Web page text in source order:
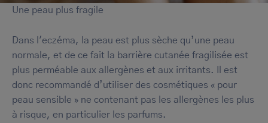
Une peau plus fragile
Dans l'eczéma, la peau est plus sèche qu’une peau
normale, et de ce fait la barrière cutanée fragilisée est
plus perméable aux allergènes et aux irritants. Il est
donc recommandé d’utiliser des cosmétiques « pour
peau sensible » ne contenant pas les allergènes les plus
à risque, en particulier les parfums.